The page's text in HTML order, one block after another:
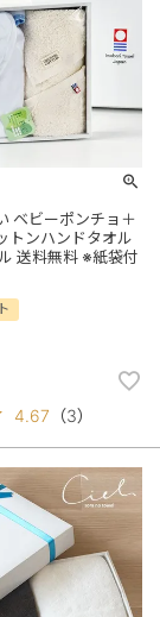
ベビーポンチョ＋
トンハンドタオル
送料無料 ※紙袋付
4.67 （3）